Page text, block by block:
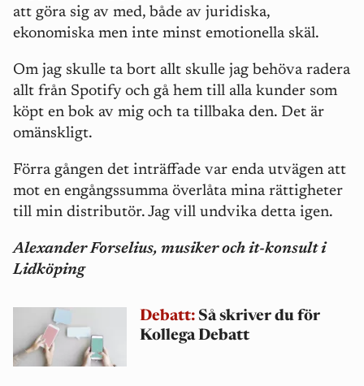
att göra sig av med, både av juridiska,
ekonomiska men inte minst emotionella skäl.
Om jag skulle ta bort allt skulle jag behöva radera
allt från Spotify och gå hem till alla kunder som
köpt en bok av mig och ta tillbaka den. Det är
omänskligt.
Förra gången det inträffade var enda utvägen att
mot en engångssumma överlåta mina rättigheter
till min distributör. Jag vill undvika detta igen.
Alexander Forselius, musiker och it-konsult i
Lidköping
Debatt: Så skriver du för
Kollega Debatt